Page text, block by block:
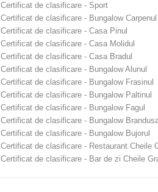
Certificat de clasificare - Sport
Certificat de clasificare - Bungalow Carpenul
Certificat de clasificare - Casa Pinul
Certificat de clasificare - Casa Molidul
Certificat de clasificare - Casa Bradul
Certificat de clasificare - Bungalow Alunul
Certificat de clasificare - Bungalow Frasinul
Certificat de clasificare - Bungalow Paltinul
Certificat de clasificare - Bungalow Fagul
Certificat de clasificare - Bungalow
Certificat de clasificare - Bungalow Bujorul
Certificat de clasificare - Restaurant Cheile
Certificat de clasificare - Bar de zi Cheile